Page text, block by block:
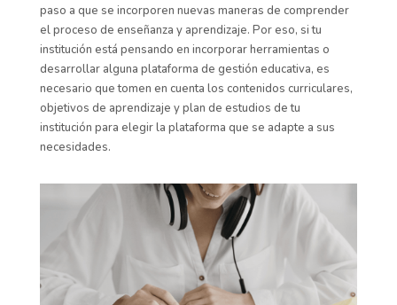
paso a que se incorporen nuevas maneras de comprender
el proceso de enseñanza y aprendizaje. Por eso, si tu
institución está pensando en incorporar herramientas o
desarrollar alguna plataforma de gestión educativa, es
necesario que tomen en cuenta los contenidos curriculares,
objetivos de aprendizaje y plan de estudios de tu
institución para elegir la plataforma que se adapte a sus
necesidades.